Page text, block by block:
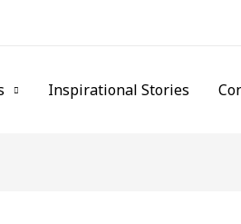
Inspirational Stories